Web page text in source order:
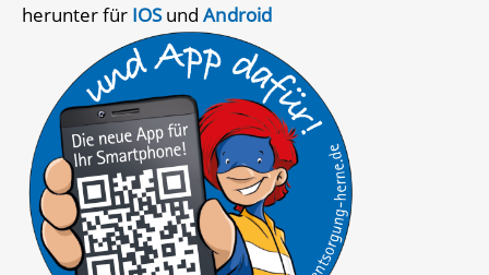
herunter für IOSundAndroid